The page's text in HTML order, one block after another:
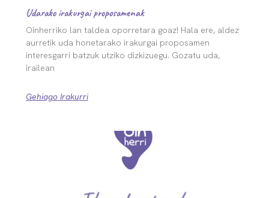
Udarako irakurgai proposamenak
Oinherriko lan taldea oporretara goaz! Hala ere, aldez
aurretik uda honetarako irakurgai proposamen
interesgarri batzuk utziko dizkizuegu. Gozatu uda,
irailean
Gehiago Irakurri